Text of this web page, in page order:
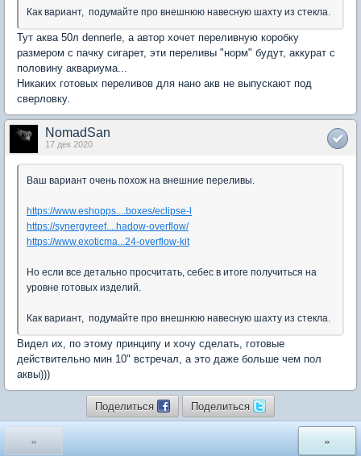
Как вариант, подумайте про внешнюю навесную шахту из стекла.
Тут аква 50л dennerle, а автор хочет переливную коробку
размером с пачку сигарет, эти переливы "норм" будут, аккурат с
половину аквариума...
Никаких готовых переливов для нано акв не выпускают под
сверловку.
NomadSan
17 дек 2020
Ваш вариант очень похож на внешние переливы.
https://www.eshopps....boxes/eclipse-l
https://synergyreef....hadow-overflow/
https://www.exoticma...24-overflow-kit
Но если все детально просчитать, себес в итоге получиться на
уровне готовых изделий.
Как вариант, подумайте про внешнюю навесную шахту из стекла.
Видел их, по этому принципу и хочу сделать, готовые
действительно мин 10" встречал, а это даже больше чем пол
аквы)))
Поделиться Поделиться
« »